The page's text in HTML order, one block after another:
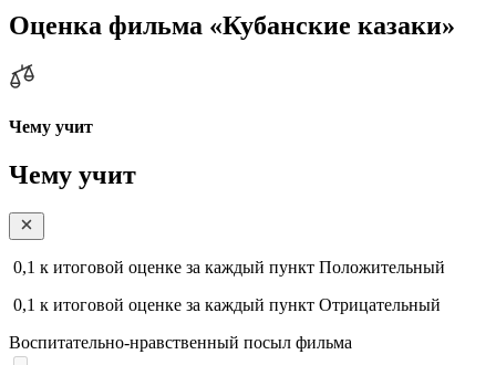
Оценка фильма «Кубанские казаки»
Чему учит
Чему учит
0,1 к итоговой оценке за каждый пункт Положительный
0,1 к итоговой оценке за каждый пункт Отрицательный
Воспитательно-нравственный посыл фильма